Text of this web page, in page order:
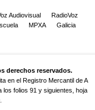
Audiovisual
RadioVoz
MPXA
Galicia
derechos reservados.
en el Registro Mercantil de A
los folios 91 y siguientes, hoja